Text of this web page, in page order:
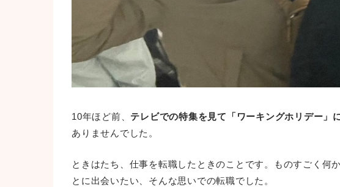
10年ほど前、 テレビでの特集を見て「ワーキングホリデー」
ありませんでした。
ときはたち、仕事を転職したときのことです。ものすごく何
とに出会いたい、そんな思いでの転職でした。